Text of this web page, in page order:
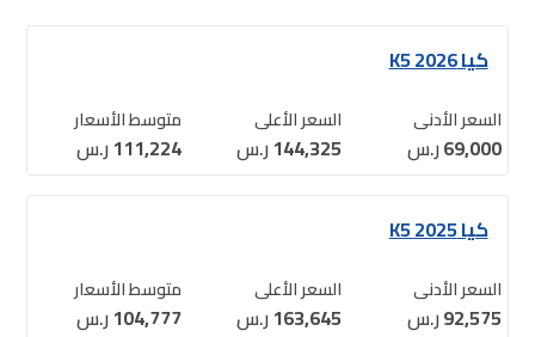
كيا K5 2026
السعر الأدنى
69,000ر.س
السعر الأعلى
144,325ر.س
متوسط الأسعار
111,224ر.س
كيا K5 2025
السعر الأدنى
92,575ر.س
السعر الأعلى
163,645ر.س
متوسط الأسعار
104,777ر.س